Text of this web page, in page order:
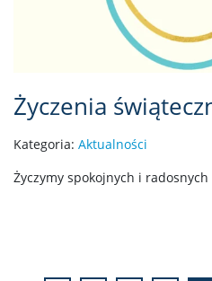
Życzenia
Kategoria: Aktualności
Życzymy spokojnych i